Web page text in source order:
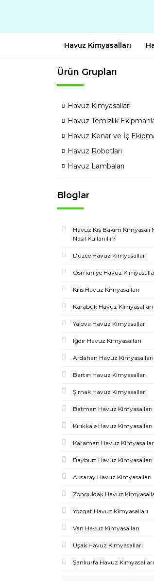
Havuz Kimyasalları
Ürün Grupları
Havuz Kimyasalları
Havuz Temizlik
Havuz Kenar ve İç
Havuz Robotları
Havuz Lambaları
Bloglar
Havuz Kış Bakım Kimyasalı
Nasıl Kullanılır?
Düzce Havuz Kimyasalları
Osmaniye Havuz
Kilis Havuz Kimyasalları
Karabük Havuz Kimyasalları
Yalova Havuz Kimyasalları
Iğdır Havuz Kimyasalları
Ardahan Havuz Kimyasalları
Bartın Havuz Kimyasalları
Şırnak Havuz Kimyasalları
Batman Havuz Kimyasalları
Kırıkkale Havuz Kimyasalları
Karaman Havuz
Bayburt Havuz Kimyasalları
Aksaray Havuz Kimyasalları
Zonguldak Havuz
Yozgat Havuz Kimyasalları
Van Havuz Kimyasalları
Uşak Havuz Kimyasalları
Şanlıurfa Havuz Kimyasalları